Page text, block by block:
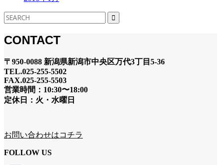
CONTACT
〒950-0088 新潟県新潟市中央区万代3丁目5-36
TEL.025-255-5502
FAX.025-255-5503
営業時間：10:30〜18:00
定休日：火・水曜日
お問い合わせはコチラ
FOLLOW US